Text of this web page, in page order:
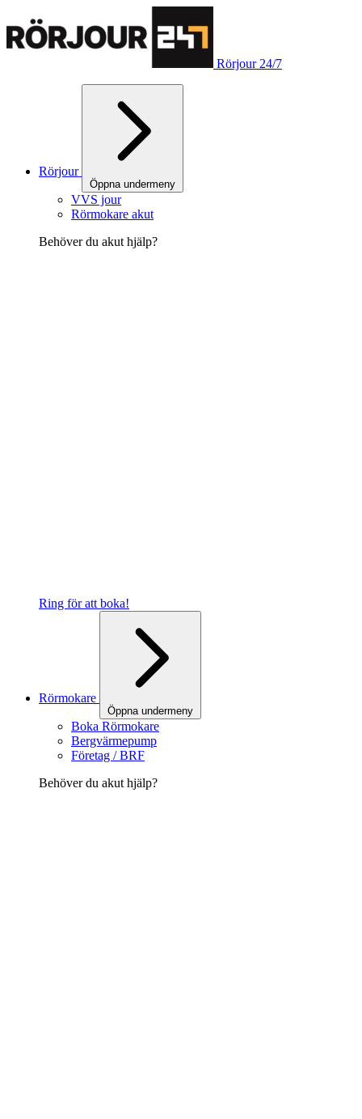
Rörjour 24/7
Rörjour
Öppna undermeny
VVS jour
Rörmokare akut
Behöver du akut hjälp?
Ring för att boka!
Rörmokare
Öppna undermeny
Boka Rörmokare
Bergvärmepump
Företag / BRF
Behöver du akut hjälp?